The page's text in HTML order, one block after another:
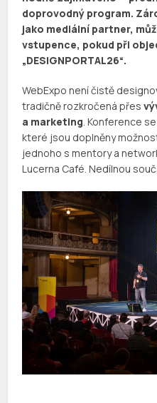
doprovodný program.
jako mediální partner,
vstupence, pokud při
„DESIGNPORTAL26“.
WebExpo není čistě
tradičně rozkročená přes
a marketing. Konference
které jsou doplněny
jednoho s mentory a
Lucerna Café. Nedílnou